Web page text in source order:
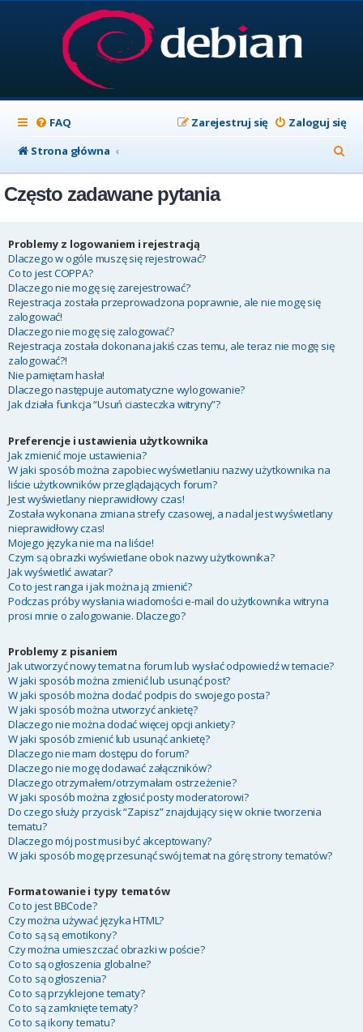
FAQ Zaloguj się
Zarejestruj się
Strona główna
z
Często zadawane pytania
Problemy z logowaniem i rejestracją
Dlaczego w ogóle muszę się rejestrować?
Co to jest COPPA?
Dlaczego nie mogę się zarejestrować?
Rejestracja została przeprowadzona poprawnie, ale nie mogę się
zalogować!
Dlaczego nie mogę się zalogować?
Rejestracja została dokonana jakiś czas temu, ale teraz nie mogę się
zalogować?!
Nie pamiętam hasła!
Dlaczego następuje automatyczne wylogowanie?
Jak działa funkcja “Usuń ciasteczka witryny”?
Preferencje i ustawienia użytkownika
Jak zmienić moje ustawienia?
W jaki sposób można zapobiec wyświetlaniu nazwy użytkownika na
liście użytkowników przeglądających forum?
Jest wyświetlany nieprawidłowy czas!
Została wykonana zmiana strefy czasowej, a nadal jest wyświetlany
nieprawidłowy czas!
Mojego języka nie ma na liście!
Czym są obrazki wyświetlane obok nazwy użytkownika?
Jak wyświetlić awatar?
Co to jest ranga i jak można ją zmienić?
Podczas próby wysłania wiadomości e-mail do użytkownika witryna
prosi mnie o zalogowanie. Dlaczego?
Problemy z pisaniem
Jak utworzyć nowy temat na forum lub wysłać odpowiedź w temacie?
W jaki sposób można zmienić lub usunąć post?
W jaki sposób można dodać podpis do swojego posta?
W jaki sposób można utworzyć ankietę?
Dlaczego nie można dodać więcej opcji ankiety?
W jaki sposób zmienić lub usunąć ankietę?
Dlaczego nie mam dostępu do forum?
Dlaczego nie mogę dodawać załączników?
Dlaczego otrzymałem/otrzymałam ostrzeżenie?
W jaki sposób można zgłosić posty moderatorowi?
Do czego służy przycisk “Zapisz” znajdujący się w oknie tworzenia
tematu?
Dlaczego mój post musi być akceptowany?
W jaki sposób mogę przesunąć swój temat na górę strony tematów?
Formatowanie i typy tematów
Co to jest BBCode?
Czy można używać języka HTML?
Co to są są emotikony?
Czy można umieszczać obrazki w poście?
Co to są ogłoszenia globalne?
Co to są ogłoszenia?
Co to są przyklejone tematy?
Co to są zamknięte tematy?
Co to są ikony tematu?